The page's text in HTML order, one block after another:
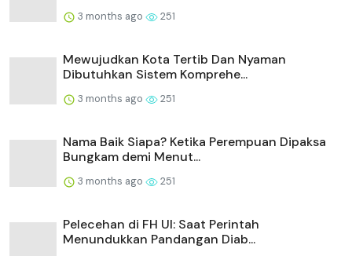
3 months ago 251
Mewujudkan Kota Tertib Dan Nyaman
Dibutuhkan Sistem Komprehe...
3 months ago 251
Nama Baik Siapa? Ketika Perempuan Dipaksa
Bungkam demi Menut...
3 months ago 251
Pelecehan di FH UI: Saat Perintah
Menundukkan Pandangan Diab...